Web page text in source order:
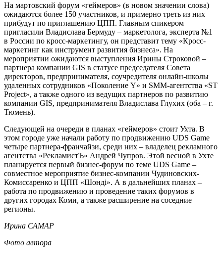
На мартовский форум «геймеров» (в новом значении слова)
ожидаются более 150 участников, и примерно треть из них
прибудут по приглашению ЦПП. Главным спикером
пригласили Владислава Бермуду – маркетолога, эксперта №1
в России по кросс-маркетингу, он представит тему «Кросс-
маркетинг как инструмент развития бизнеса». На
мероприятии ожидаются выступления Ирины Строковой –
партнера компании GIS в статусе председателя Совета
директоров, предпринимателя, соучредителя онлайн-школы
удаленных сотрудников «Поколение Y» и SMM-агентства «ST
Project», а также одного из ведущих партнеров по развитию
компании GIS, предпринимателя Владислава Глухих (оба – г.
Тюмень).
Следующей на очереди в планах «геймеров» стоит Ухта. В
этом городе уже начали работу по продвижению UDS Game
четыре партнера-франчайзи, среди них – владелец рекламного
агентства «РекламистЪ» Андрей Чупров. Этой весной в Ухте
планируется первый бизнес-форум по теме UDS Game –
совместное мероприятие бизнес-компании Чудиновских-
Комиссаренко и ЦПП «Шондi». А в дальнейших планах –
работа по продвижению и проведение таких форумов в
других городах Коми, а также расширение на соседние
регионы.
Ирина САМАР
Фото автора